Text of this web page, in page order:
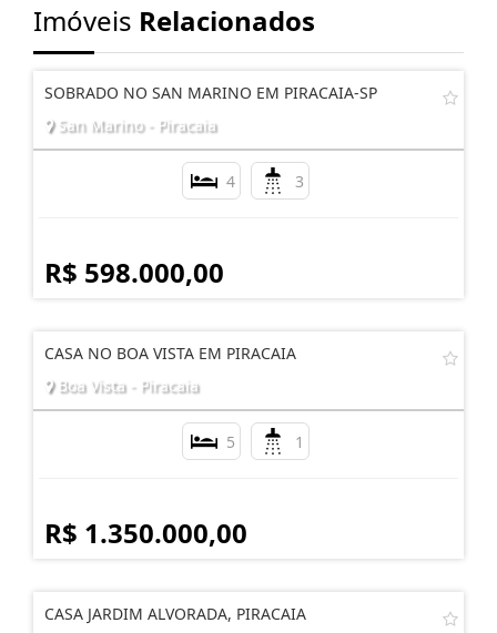
Imóveis Relacionados
SOBRADO NO SAN MARINO EM PIRACAIA-SP
San Marino - Piracaia
4 3
R$ 598.000,00
CASA NO BOA VISTA EM PIRACAIA
Boa Vista - Piracaia
5 1
R$ 1.350.000,00
CASA JARDIM ALVORADA, PIRACAIA